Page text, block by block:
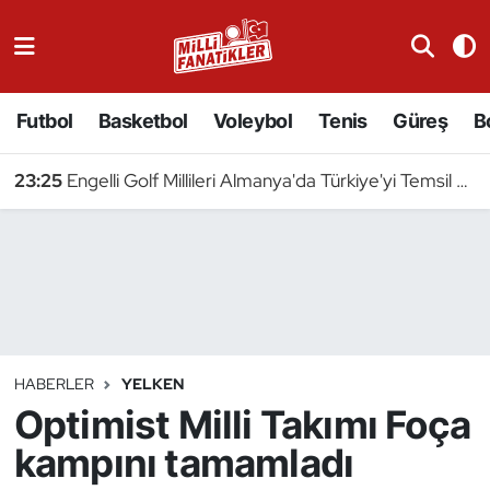
Futbol Basketbol Voleybol Tenis Güreş
23:25 Engelli Golf Millileri Almanya'da Türkiye'yi Temsil Edecek
HABERLER YELKEN
Optimist Milli Takımı Foça
kampını tamamladı
Badminton
Binicilik
Bisiklet